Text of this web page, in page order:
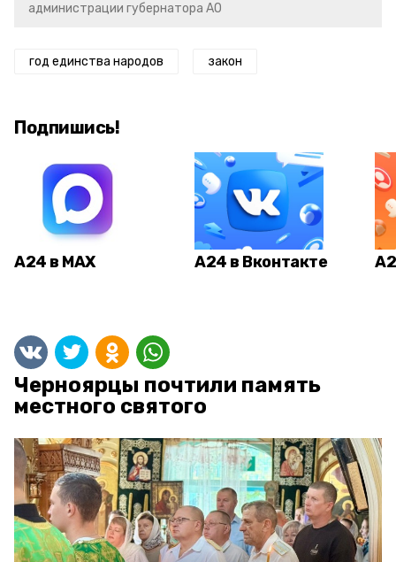
администрации губернатора АО
год единства народов закон
Подпишись!
А24 в MAX А24 в Вконтакте
Черноярцы почтили память
местного святого